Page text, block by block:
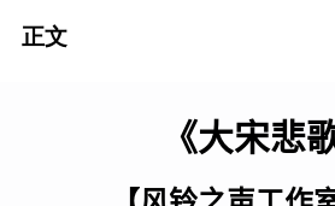
正文
《大宋悲